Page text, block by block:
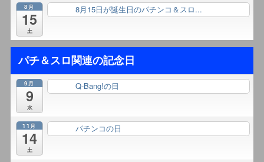
8月
15
土
8月15日が誕生日のパチンコ＆スロ...
パチ＆スロ関連の記念日
9月
9
水
Q-Bang!の日
11月
14
土
パチンコの日